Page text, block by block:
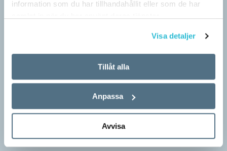
information som du har tillhandahållit eller som de har
Visa detaljer
Tillåt alla
Anpassa
Avvisa
Mesen är ingen fegis